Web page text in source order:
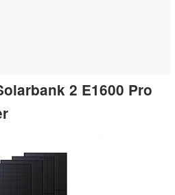
2 E1600 Pro